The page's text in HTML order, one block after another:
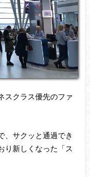
スクラス優先のファ
、サクッと通過でき
り新しくなった「ス